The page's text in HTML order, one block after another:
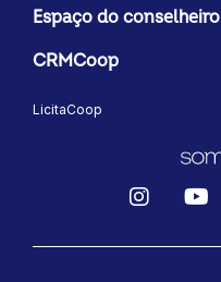
Espaço do conselheiro
CRMCoop
LicitaCoop